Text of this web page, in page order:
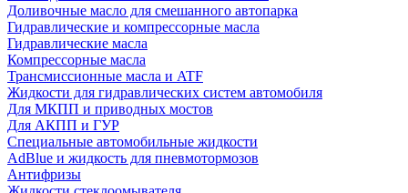
Доливочные масло для смешанного автопарка
Гидравлические и компрессорные масла
Гидравлические масла
Компрессорные масла
Трансмиссионные масла и ATF
Жидкости для гидравлических систем автомобиля
Для МКПП и приводных мостов
Для АКПП и ГУР
Специальные автомобильные жидкости
AdBlue и жидкость для пневмотормозов
Антифризы